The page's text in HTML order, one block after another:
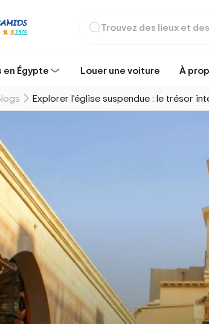
en Égypte Louer une voiture À
Explorer l'église suspendue : le trésor